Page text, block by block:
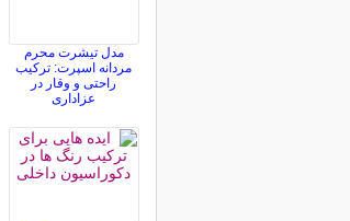
مدل تیشرت محرم
مردانه اسپرت: ترکیب
راحتی و وقار در
عزاداری